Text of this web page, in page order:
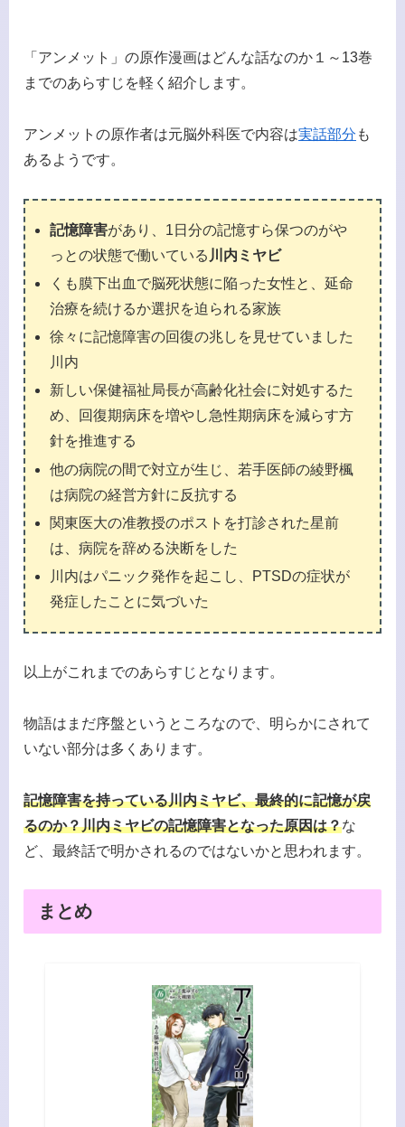
「アンメット」の原作漫画はどんな話なのか１～13巻
までのあらすじを軽く紹介します。
アンメットの原作者は元脳外科医で内容は実話部分 も
あるようです。
記憶障害があり、1日分の記憶すら保つのがや
っとの状態で働いている 川内ミヤビ
くも膜下出血で脳死状態に陥った女性と、延命
治療を続けるか選択を迫られる家族
徐々に記憶障害の回復の兆しを見せていました
川内
新しい保健福祉局長が高齢化社会に対処するた
め、回復期病床を増やし急性期病床を減らす方
針を推進する
他の病院の間で対立が生じ、若手医師の綾野楓
は病院の経営方針に反抗する
関東医大の准教授のポストを打診された星前
は、病院を辞める決断をした
川内はパニック発作を起こし、PTSDの症状が
発症したことに気づいた
以上がこれまでのあらすじとなります。
物語はまだ序盤というところなので、明らかにされて
いない部分は多くあります。
記憶障害を持っている川内ミヤビ、最終的に記憶が戻
るのか？川内ミヤビの記憶障害となった原因は？な
ど、最終話で明かされるのではないかと思われます。
まとめ